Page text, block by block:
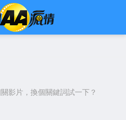
EN 🇯🇵日本語
影片，換個關鍵詞試一下？